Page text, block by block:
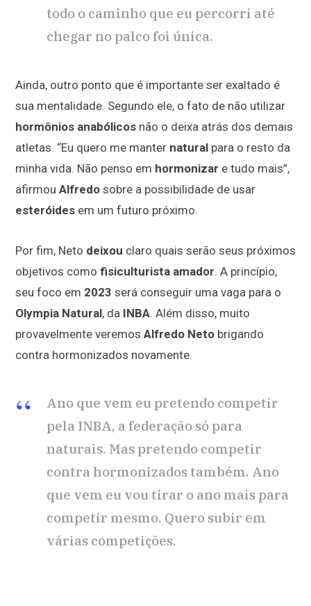
todo o caminho que eu percorri até
chegar no palco foi única.
Ainda, outro ponto que é importante ser exaltado é
sua mentalidade. Segundo ele, o fato de não utilizar
hormônios anabólicos não o deixa atrás dos demais
atletas. “Eu quero me manter natural para o resto da
minha vida. Não penso em hormonizar e tudo mais”,
afirmou Alfredo sobre a possibilidade de usar
esteróides em um futuro próximo.
Por fim, Neto deixou claro quais serão seus próximos
objetivos como fisiculturista amador. A princípio,
seu foco em 2023 será conseguir uma vaga para o
Olympia Natural, da INBA. Além disso, muito
provavelmente veremos Alfredo Neto brigando
contra hormonizados novamente.
Ano que vem eu pretendo competir
pela INBA, a federação só para
naturais. Mas pretendo competir
contra hormonizados também. Ano
que vem eu vou tirar o ano mais para
competir mesmo. Quero subir em
várias competições.